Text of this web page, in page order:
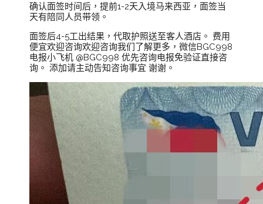
确认面签时间后，提前1-2天入境马来西亚，面签当
天有陪同人员带领。
面签后4-5工出结果，代取护照送至客人酒店。 费用
便宜欢迎咨询欢迎咨询我们了解更多，微信BGC998
电报小飞机 @BGC998 优先咨询电报免验证直接咨
询。 添加请主动告知咨询事宜 谢谢。